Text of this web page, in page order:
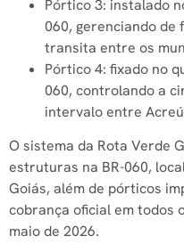
Pórtico 3: instalado
060, gerenciando
transita entre os
Pórtico 4: fixado no
060, controlando a
intervalo entre
O sistema da Rota Verde
estruturas na BR-060,
Goiás, além de pórticos
cobrança oficial em todos
maio de 2026.